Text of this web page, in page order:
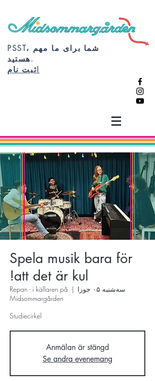
PSST، شما برای ما مهم
هستید.
ثبت نام!
Spela musik bara för
att det är kul!
سه‌شنبه ۰۵ جوزا
  |
Repan - i källaren på
Midsommargården
Studiecirkel
Anmälan är stängd
Se andra evenemang